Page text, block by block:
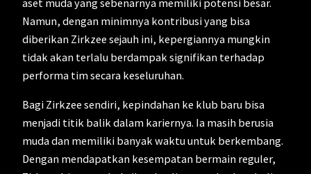
aset muda yang sebenarnya memiliki potensi besar.
Namun, dengan minimnya kontribusi yang bisa
diberikan Zirkzee sejauh ini, kepergiannya mungkin
tidak akan terlalu berdampak signifikan terhadap
performa tim secara keseluruhan.
Bagi Zirkzee sendiri, kepindahan ke klub baru bisa
menjadi titik balik dalam kariernya. Ia masih berusia
muda dan memiliki banyak waktu untuk berkembang.
Dengan mendapatkan kesempatan bermain reguler,